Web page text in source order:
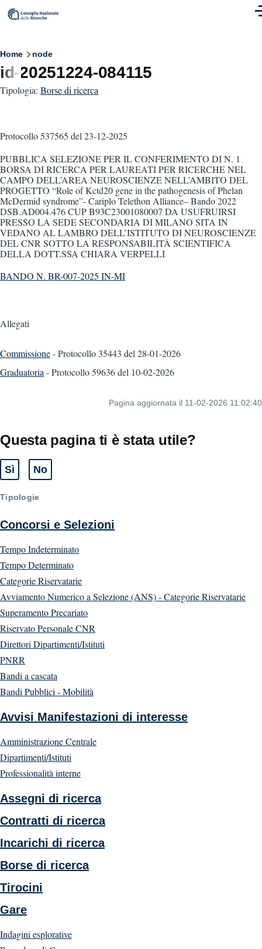
Skip to main content
Breadcrumb
Home node
id-20251224-084115
Tipologia: Borse di ricerca
Protocollo 537565 del 23-12-2025
PUBBLICA SELEZIONE PER IL CONFERIMENTO DI N. 1
BORSA DI RICERCA PER LAUREATI PER RICERCHE NEL
CAMPO DELL’AREA NEUROSCIENZE NELL’AMBITO DEL
PROGETTO “Role of Kctd20 gene in the pathogenesis of Phelan
McDermid syndrome”- Cariplo Telethon Alliance– Bando 2022
DSB.AD004.476 CUP B93C23001080007 DA USUFRUIRSI
PRESSO LA SEDE SECONDARIA DI MILANO SITA IN
VEDANO AL LAMBRO DELL’ISTITUTO DI NEUROSCIENZE
DEL CNR SOTTO LA RESPONSABILITÀ SCIENTIFICA
DELLA DOTT.SSA CHIARA VERPELLI
BANDO N. BR-007-2025 IN-MI
Allegati
Commissione- Protocollo 35443 del 28-01-2026
Graduatoria - Protocollo 59636del 10-02-2026
Pagina aggiornata il 11-02-2026 11:02:40
Questa pagina ti è stata utile?
Sì
Tipologie
Concorsi e Selezioni
Tempo Indeterminato
Tempo Determinato
Categorie Riservatarie
Avviamento Numerico a Selezione (ANS) - Categorie Riservatarie
Superamento Precariato
Riservato Personale CNR
Direttori Dipartimenti/Istituti
PNRR
Bandi a cascata
Bandi Pubblici - Mobilità
Avvisi Manifestazioni di interesse
Amministrazione Centrale
Dipartimenti/Istituti
Professionalità interne
Assegni di ricerca
Contratti di ricerca
Incarichi di ricerca
Borse di ricerca
Tirocini
Gare
Indagini esplorative